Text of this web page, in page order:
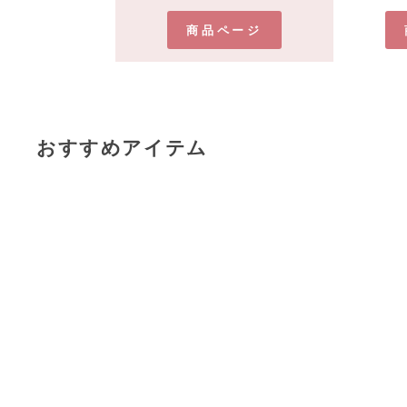
商品ページ
おすすめアイテム